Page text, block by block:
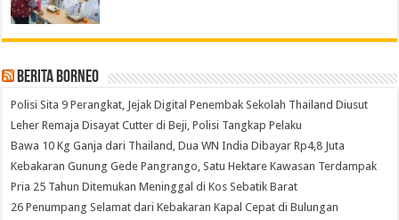
Berita Borneo
Polisi Sita 9 Perangkat, Jejak Digital Penembak Sekolah Thailand Diusut
Leher Remaja Disayat Cutter di Beji, Polisi Tangkap Pelaku
Bawa 10 Kg Ganja dari Thailand, Dua WN India Dibayar Rp4,8 Juta
Kebakaran Gunung Gede Pangrango, Satu Hektare Kawasan Terdampak
Pria 25 Tahun Ditemukan Meninggal di Kos Sebatik Barat
26 Penumpang Selamat dari Kebakaran Kapal Cepat di Bulungan